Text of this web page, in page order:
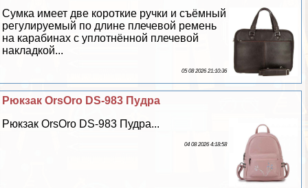
Сумка имеет две короткие ручки и съёмный
регулируемый по длине плечевой ремень
на карабинах с уплотнённой плечевой
накладкой...
05 08 2026 21:10:36
Рюкзак OrsOro DS-983 Пудра
Рюкзак OrsOro DS-983 Пудра...
04 08 2026 4:18:58